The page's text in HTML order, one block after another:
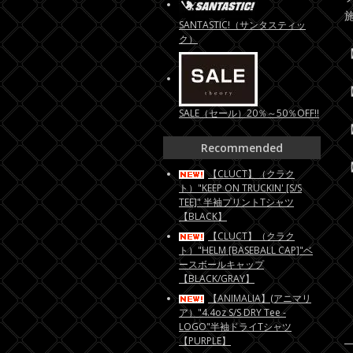
SANTASTIC!（サンタスティッ
ク）
SALE（セール）20％～50％OFF!!
Recommended
【CLUCT】（クラク
ト）"KEEP ON TRUCKIN' [S/S
TEE]" 半袖プリントTシャツ
【BLACK】
【CLUCT】（クラク
ト）"HELM [BASEBALL CAP]"ベ
ースボールキャップ
【BLACK/GRAY】
【ANIMALIA】(アニマリ
ア）"4.4oz S/S DRY Tee -
LOGO"半袖ドライTシャツ
【PURPLE】